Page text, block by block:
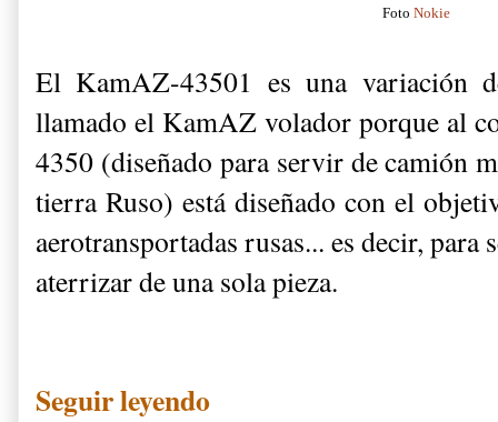
FotoNokie
El KamAZ-43501 es una variación
llamado el KamAZ volador porque al
4350 (diseñado para servir de camión
tierra Ruso) está diseñado con el
aerotransportadas rusas... es decir, para
aterrizar de una sola pieza.
Seguir leyendo